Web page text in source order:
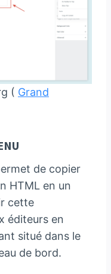
( Grand
de copier
HTML en un
cette
éditeurs en
situé dans le
de bord.